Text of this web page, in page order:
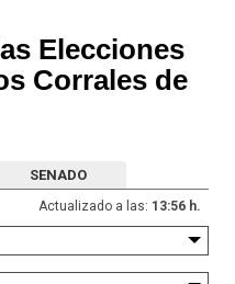
Elecciones
Corrales de
SENADO
Actualizado a las: 13:56 h.